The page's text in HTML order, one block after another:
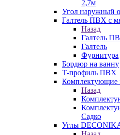
2,7м
Угол наружный
Галтель ПВХ с
Назад
Галтель
Галтель
Фурнитура
Бордюр на ванну
Т-профиль ПВХ
Комплектующие
Назад
Садко
Углы